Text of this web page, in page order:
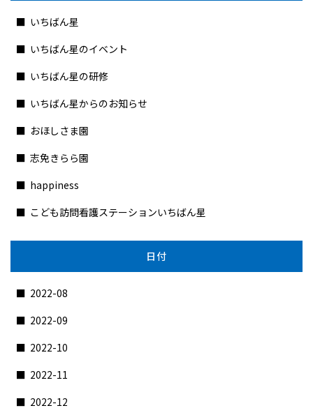
いちばん星
いちばん星のイベント
いちばん星の研修
いちばん星からのお知らせ
おほしさま園
志免きらら園
happiness
こども訪問看護ステーションいちばん星
日付
2022-08
2022-09
2022-10
2022-11
2022-12